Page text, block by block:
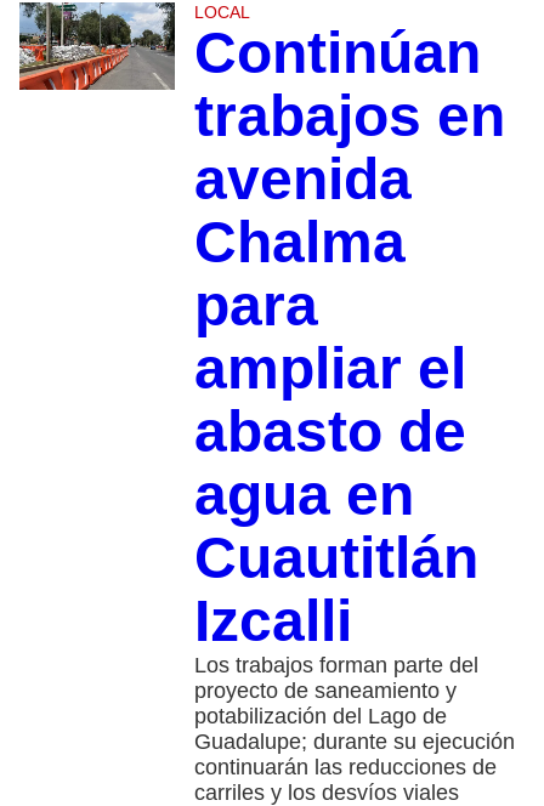
LOCAL
Continúan
trabajos en
avenida
Chalma
para
ampliar el
abasto de
agua en
Cuautitlán
Izcalli
Los trabajos forman parte del
proyecto de saneamiento y
potabilización del Lago de
Guadalupe; durante su ejecución
continuarán las reducciones de
carriles y los desvíos viales